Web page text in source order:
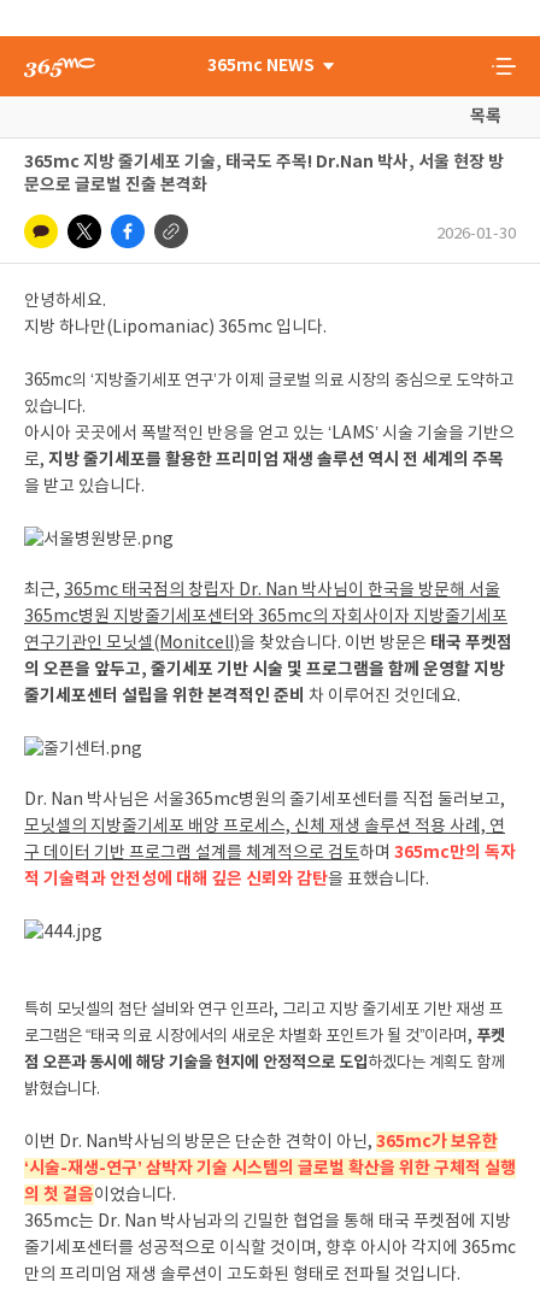
365mc NEWS
목록
365mc 지방 줄기세포 기술, 태국도 주목! Dr.Nan 박사, 서울 현장 방
문으로 글로벌 진출 본격화
2026-01-30
안녕하세요.
지방 하나만(Lipomaniac) 365mc 입니다.
365mc의 ‘지방줄기세포 연구’가 이제 글로벌 의료 시장의 중심으로 도약하고
있습니다.
아시아 곳곳에서 폭발적인 반응을 얻고 있는 ‘LAMS’ 시술 기술을 기반으
로, 지방 줄기세포를 활용한 프리미엄 재생 솔루션 역시 전 세계의 주목
을 받고 있습니다.
최근, 365mc 태국점의 창립자 Dr. Nan 박사님이 한국을 방문해 서울
365mc병원 지방줄기세포센터와 365mc의 자회사이자 지방줄기세포
연구기관인 모닛셀(Monitcell)을 찾았습니다. 이번 방문은 태국 푸켓점
의 오픈을 앞두고, 줄기세포 기반 시술 및 프로그램을 함께 운영할 지방
줄기세포센터 설립을 위한 본격적인 준비 차 이루어진 것인데요.
Dr. Nan 박사님은 서울365mc병원의 줄기세포센터를 직접 둘러보고,
모닛셀의 지방줄기세포 배양 프로세스, 신체 재생 솔루션 적용 사례, 연
구 데이터 기반 프로그램 설계를 체계적으로 검토하며 365mc만의 독자
적 기술력과 안전성에 대해 깊은 신뢰와 감탄을 표했습니다.
특히 모닛셀의 첨단 설비와 연구 인프라, 그리고 지방 줄기세포 기반 재생 프
로그램은 “태국 의료 시장에서의 새로운 차별화 포인트가 될 것”이라며, 푸켓
점 오픈과 동시에 해당 기술을 현지에 안정적으로 도입하겠다는 계획도 함께
밝혔습니다.
이번 Dr. Nan박사님의 방문은 단순한 견학이 아닌, 365mc가 보유한
‘시술-재생-연구’ 삼박자 기술 시스템의 글로벌 확산을 위한 구체적 실행
의 첫 걸음이었습니다.
365mc는 Dr. Nan 박사님과의 긴밀한 협업을 통해 태국 푸켓점에 지방
줄기세포센터를 성공적으로 이식할 것이며, 향후 아시아 각지에 365mc
만의 프리미엄 재생 솔루션이 고도화된 형태로 전파될 것입니다.